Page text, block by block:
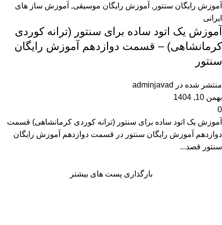
آموزش رایگان سنتور , آموزش رایگان موسیقی, آموزش ساز های
ایرانی
آموزش یک اتود ساده برای سنتور (ترانه کوردی
کرمانشاهی) – قسمت دوازدهم آموزش رایگان
سنتور
منتشر شده در
adminjavad
بهمن 10, 1404
0
آموزش یک اتود ساده برای سنتور (ترانه کوردی کرمانشاهی) قسمت
دوازدهم آموزش رایگان سنتور در قسمت دوازدهم آموزش رایگان
سنتور قصد...
بارگذاری پست های بیشتر